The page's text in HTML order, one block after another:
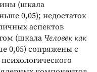
(шкала
0,05); недостаток
аспектов
(шкала Человек как
0,05) сопряжены с